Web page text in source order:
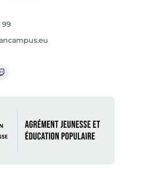
99
Twitch